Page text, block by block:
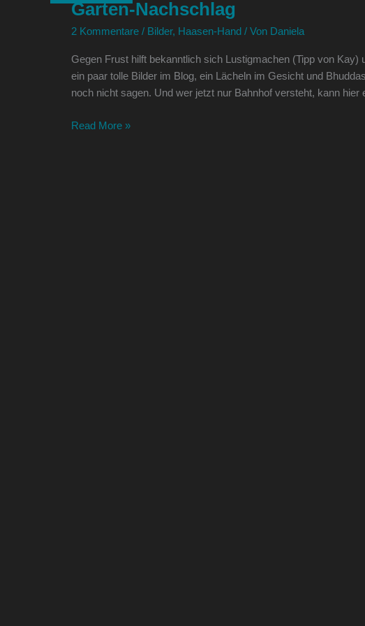
Garten-Nachschlag
2 Kommentare / Bilder, Haasen-Hand / Von Daniela
Gegen Frust hilft bekanntlich sich Lustigmachen (Tipp von
ein paar tolle Bilder im Blog, ein Lächeln im Gesicht und
noch nicht sagen. Und wer jetzt nur Bahnhof versteht, kann hier
Read More »